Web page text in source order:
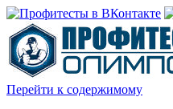
Перейти к содержимому